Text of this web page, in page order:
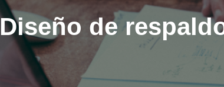
Diseño de